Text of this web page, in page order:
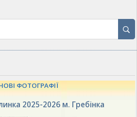
ФОТОГРАФІЇ
2025-2026 м. Гребінка